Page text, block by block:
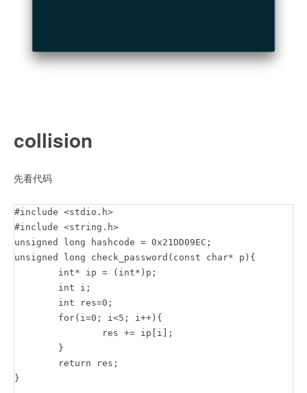
collision
先看代码
#include <stdio.h>
#include <string.h>
unsigned long hashcode = 0x21DD09EC;
unsigned long check_password(const char* p){
}